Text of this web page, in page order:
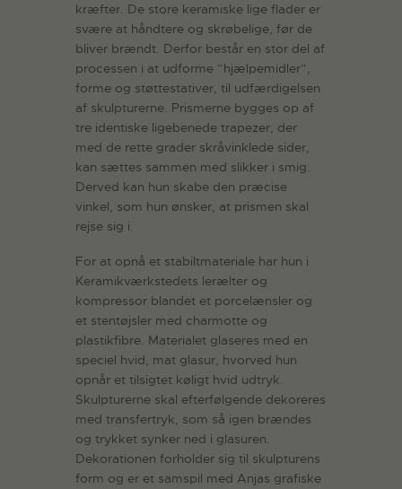
kræfter. De store keramiske lige flader er
svære at håndtere og skrøbelige, før de
bliver brændt. Derfor består en stor del af
processen i at udforme ”hjælpemidler”,
forme og støttestativer, til udfærdigelsen
af skulpturerne. Prismerne bygges op af
tre identiske ligebenede trapezer, der
med de rette grader skråvinklede sider,
kan sættes sammen med slikker i smig.
Derved kan hun skabe den præcise
vinkel, som hun ønsker, at prismen skal
rejse sig i.
For at opnå et stabiltmateriale har hun i
Keramikværkstedets lerælter og
kompressor blandet et porcelænsler og
et stentøjsler med charmotte og
plastikfibre. Materialet glaseres med en
speciel hvid, mat glasur, hvorved hun
opnår et tilsigtet køligt hvid udtryk.
Skulpturerne skal efterfølgende dekoreres
med transfertryk, som så igen brændes
og trykket synker ned i glasuren.
Dekorationen forholder sig til skulpturens
form og er et samspil med Anjas grafiske